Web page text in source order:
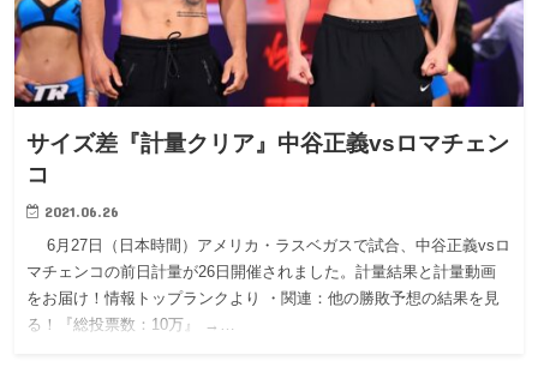
サイズ差『計量クリア』中谷正義vsロマチェン
コ
2021.06.26
6月27日（日本時間）アメリカ・ラスベガスで試合、中谷正義vsロ
マチェンコの前日計量が26日開催されました。計量結果と計量動画
をお届け！情報トップランクより ・関連：他の勝敗予想の結果を見
る！『総投票数：10万』 →…